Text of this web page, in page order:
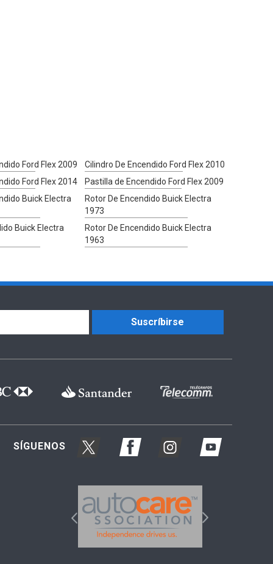
Ford Flex 2009
Cilindro De Encendido Ford Flex 2010
Ford Flex 2014
Pastilla de Encendido Ford Flex 2009
Buick Electra
Rotor De Encendido Buick Electra
1973
Buick Electra
Rotor De Encendido Buick Electra
1963
Suscríbirse
SÍGUENOS